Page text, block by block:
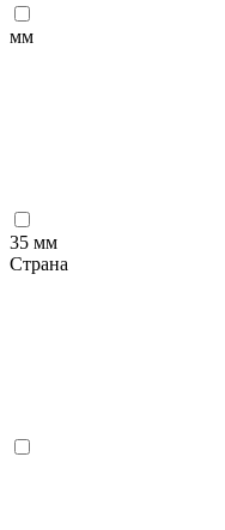
мм
35 мм
Страна